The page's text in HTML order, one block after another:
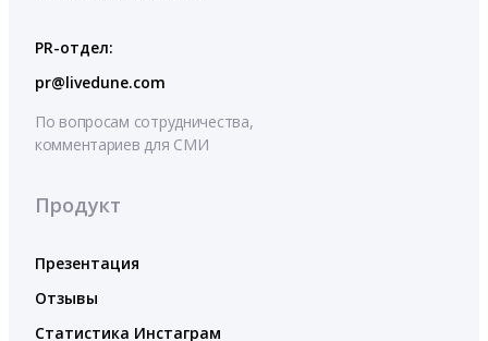
PR-отдел:
pr@livedune.com
По вопросам сотрудничества,
комментариев для СМИ
Продукт
Презентация
Отзывы
Статистика Инстаграм